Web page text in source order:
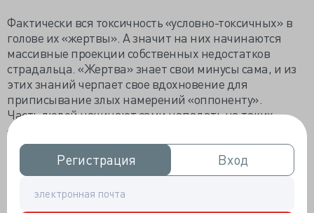
Регистрация
Регистрация Вход
Вход
Фактически вся токсичность «условно-токсичных» в
голове их «жертвы». А значит на них начинаются
массивные проекции собственных недостатков
страдальца. «Жертва» знает свои минусы сама, и из
этих знаний черпает свое вдохновение для
приписывание злых намерений «оппоненту».
Часть людей начинают сами нападать на таких
«идеальных», обвиняя их в грехах. Т.е. говорят,
смотри, ты же «сам такой». Какой такой? Такой, как
сама «жертва».
Например, начальник тратит громадные усилия для